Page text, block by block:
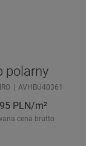
polarny
AVHBU40361
PLN/m²
cena brutto